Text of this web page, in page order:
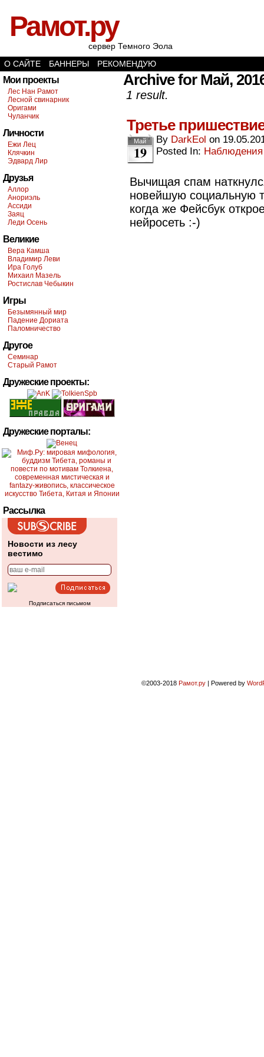
Рамот.ру
сервер Темного Эола
О САЙТЕ
БАННЕРЫ РЕКОМЕНДУЮ
Мои проекты
Лес Нан Рамот
Лесной свинарник
Оригами
Чуланчик
Личности
Ежи Лец
Клячкин
Эдвард Лир
Друзья
Аллор
Анориэль
Ассиди
Заяц
Леди Осень
Великие
Вера Камша
Владимир Леви
Ира Голуб
Михаил Мазель
Ростислав Чебыкин
Игры
Безымянный мир
Падение Дориата
Паломничество
Другое
Семинар
Старый Рамот
Дружеские проекты:
Дружеские порталы:
Рассылка
Новости из лесу
вестимо
Подписаться письмом
Archive for Май,
1 result.
Третье
Май
19
By DarkEol on
Posted In: Наблюдения
Вычищая спам
новейшую социальную
когда же Фейсбук
нейросеть :-)
©2003-2018 Рамот.ру | Powered by